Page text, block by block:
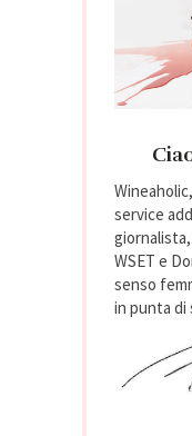
service
WSET e
senso
in punta